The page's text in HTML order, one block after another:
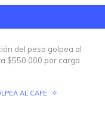
del peso golpea al
$550.000 por carga
AL CAFÉ